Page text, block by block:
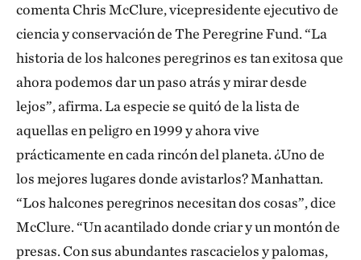
comenta Chris McClure, vicepresidente ejecutivo de
ciencia y conservación de The Peregrine Fund. “La
historia de los halcones peregrinos es tan exitosa que
ahora podemos dar un paso atrás y mirar desde
lejos”, afirma. La especie se quitó de la lista de
aquellas en peligro en 1999 y ahora vive
prácticamente en cada rincón del planeta. ¿Uno de
los mejores lugares donde avistarlos? Manhattan.
“Los halcones peregrinos necesitan dos cosas”, dice
McClure. “Un acantilado donde criar y un montón de
presas. Con sus abundantes rascacielos y palomas,